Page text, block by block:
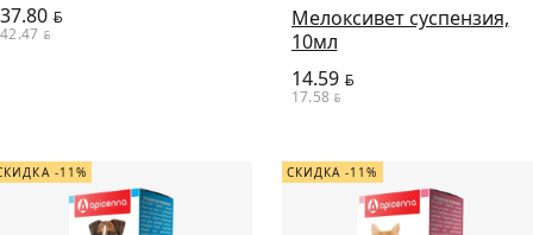
37.80 BYN
42.47 BYN
Мелоксивет суспензия,
10мл
14.59BYN
17.58 BYN
-11% СКИДКА -11%